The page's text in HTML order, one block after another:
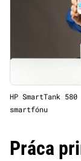
HP SmartTank
smartfónu
Práca